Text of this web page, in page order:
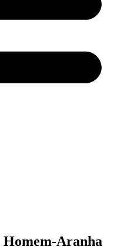
Homem-Aranha